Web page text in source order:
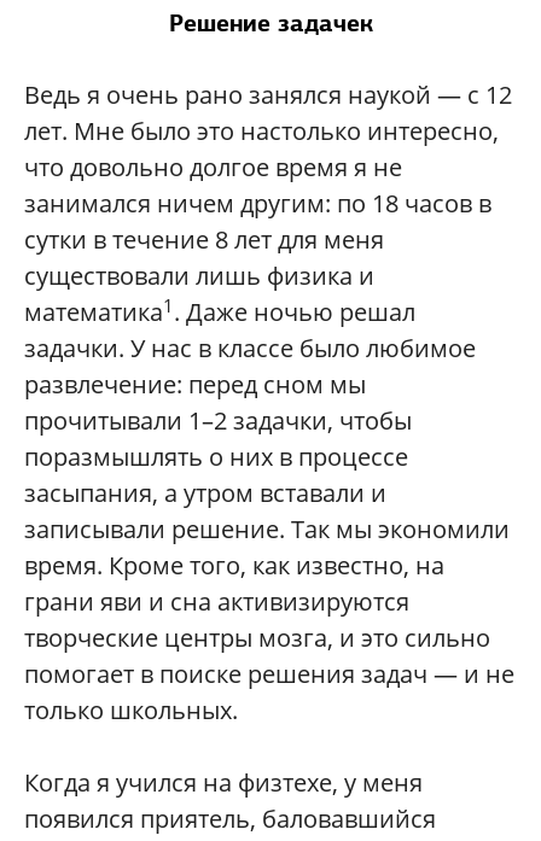
Решение задачек
Ведь я очень рано занялся наукой — с 12
лет. Мне было это настолько интересно,
что довольно долгое время я не
занимался ничем другим: по 18 часов в
сутки в течение 8 лет для меня
существовали лишь физика и
математика1 . Даже ночью решал
задачки. У нас в классе было любимое
развлечение: перед сном мы
прочитывали 1–2 задачки, чтобы
поразмышлять о них в процессе
засыпания, а утром вставали и
записывали решение. Так мы экономили
время. Кроме того, как известно, на
грани яви и сна активизируются
творческие центры мозга, и это сильно
помогает в поиске решения задач — и не
только школьных.
Когда я учился на физтехе, у меня
появился приятель, баловавшийся